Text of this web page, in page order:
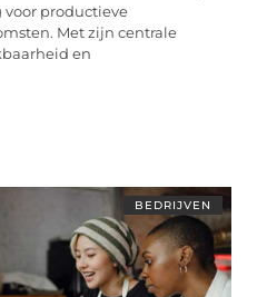
productieve
Met zijn centrale
en
BEDRIJVEN